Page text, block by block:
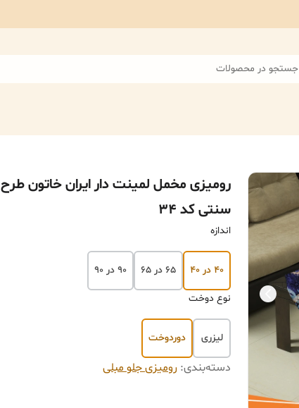
جستجو در محصولات
رومیزی مخمل لمینت دار ایران خاتون طرح
سنتی کد ۳۴
اندازه
۴۰ در ۴۰ ۶۵ در ۶۵ ۹۰ در ۹۰
نوع دوخت
لیزری دوردوخت
دسته‌بندی: رومیزی جلو مبلی